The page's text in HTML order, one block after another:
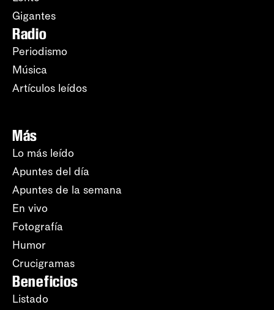
Gigantes
Radio
Periodismo
Música
Artículos leídos
Más
Lo más leído
Apuntes del día
Apuntes de la semana
En vivo
Fotografía
Humor
Crucigramas
Beneficios
Listado